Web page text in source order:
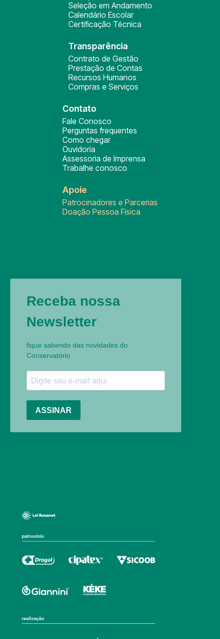
Seleção em Andamento
Calendário Escolar
Certificação Técnica
Transparência
Contrato de Gestão
Prestação de Contas
Recursos Humanos
Compras e Serviços
Contato
Fale Conosco
Perguntas frequentes
Como chegar
Ouvidoria
Assessoria de Imprensa
Trabalhe conosco
Apoie
Patrocinadores e Parcerias
Doação Pessoa Física